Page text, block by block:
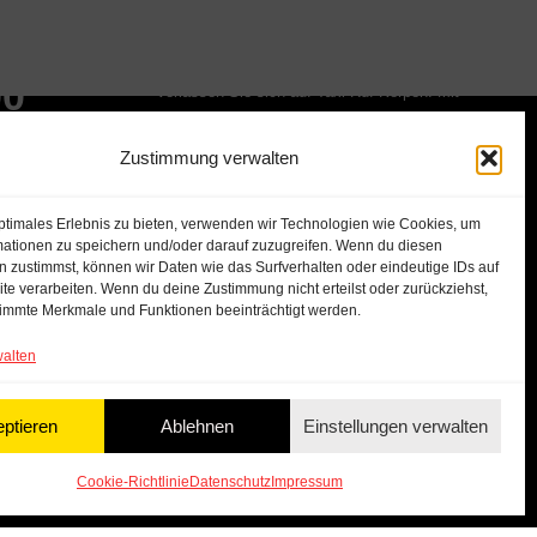
Zustimmung verwalten
Erlebnis zu bieten, verwenden wir Technologien wie Cookies, um
zu speichern und/oder darauf zuzugreifen. Wenn du diesen
zustimmst, können wir Daten wie das Surfverhalten oder eindeutige IDs auf
verarbeiten. Wenn du deine Zustimmung nicht erteilst oder zurückziehst,
Merkmale und Funktionen beeinträchtigt werden.
Ablehnen Einstellungen verwalten
Cookie-Richtlinie DatenschutzImpressum
Verlassen Sie sich auf Taxi Ruf Kerpen! Mit
Partner für alle Transportbedürfnisse.
Datenschutz Cookie-Richtlinie (EU) Design byHaypix